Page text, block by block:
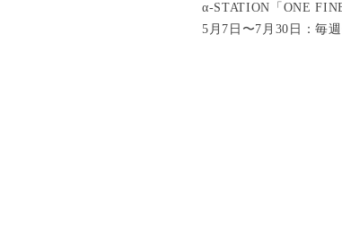
α-STATION「ONE
5月7日〜7月30日：毎